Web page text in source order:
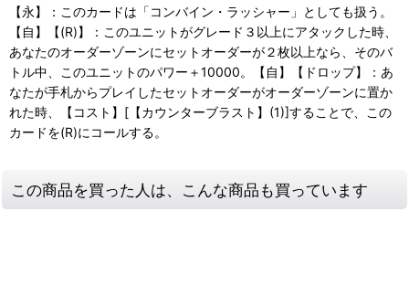
【永】：このカードは「コンバイン・ラッシャー」としても扱う。
【自】【(R)】：このユニットがグレード３以上にアタックした時、
あなたのオーダーゾーンにセットオーダーが２枚以上なら、そのバ
トル中、このユニットのパワー＋10000。【自】【ドロップ】：あ
なたが手札からプレイしたセットオーダーがオーダーゾーンに置か
れた時、【コスト】[【カウンターブラスト】(1)]することで、この
カードを(R)にコールする。
この商品を買った人は、こんな商品も買っています